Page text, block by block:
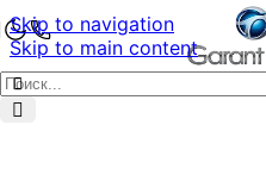
Skip to navigation
Skip to main content